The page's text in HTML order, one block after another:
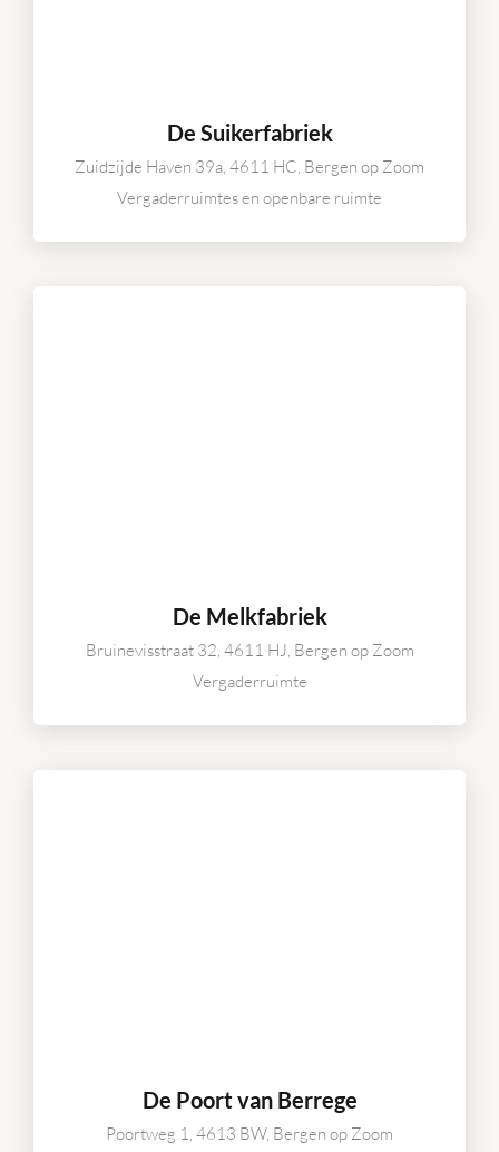
De Suikerfabriek
Zuidzijde Haven 39a, 4611 HC, Bergen op Zoom
Vergaderruimtes en openbare ruimte
De Melkfabriek
Bruinevisstraat 32, 4611 HJ, Bergen op Zoom
Vergaderruimte
De Poort van Berrege
Poortweg 1, 4613 BW, Bergen op Zoom